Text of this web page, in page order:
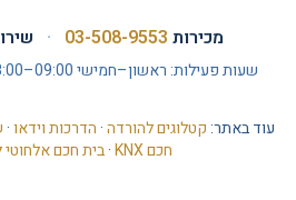
מכירות 03-508-9553
·
שעות פעילות: ראשון–חמישי 09:00–18:00 · אימבר 14, פתח תקווה
עוד באתר:קטלוגים להורדה·הדרכות וידאו·
חכם KNX
·בית חכם